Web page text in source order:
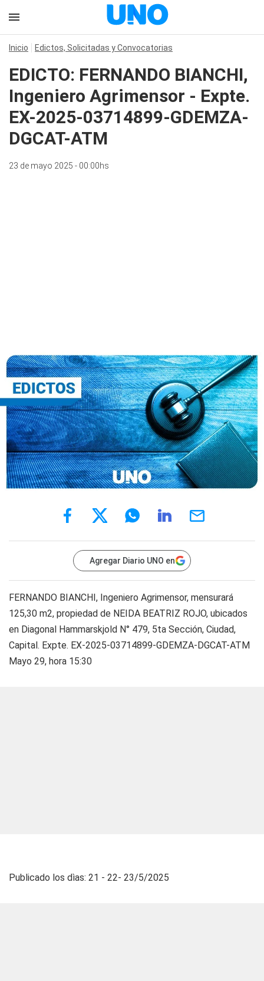
Inicio Edictos, Solicitadas y Convocatorias
EDICTO: FERNANDO BIANCHI,
Ingeniero Agrimensor - Expte.
EX-2025-03714899-GDEMZA-
DGCAT-ATM
23 de mayo 2025 - 00:00hs
Agregar Diario UNO en
FERNANDO BIANCHI, Ingeniero Agrimensor, mensurará
125,30 m2, propiedad de NEIDA BEATRIZ ROJO, ubicados
en Diagonal Hammarskjold N° 479, 5ta Sección, Ciudad,
Capital. Expte. EX-2025-03714899-GDEMZA-DGCAT-ATM
Mayo 29, hora 15:30
Publicado los dìas: 21 - 22- 23/5/2025